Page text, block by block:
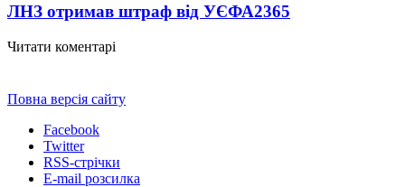
ЛНЗ отримав штраф від УЄФА2365
Читати коментарі
Повна версія сайту
Facebook
Twitter
RSS-стрічки
E-mail розсилка